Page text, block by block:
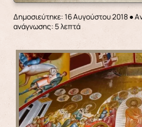
Δημοσιεύτηκε: 16 Αυγούστου 2018●
ανάγνωσης: 5 λεπτά